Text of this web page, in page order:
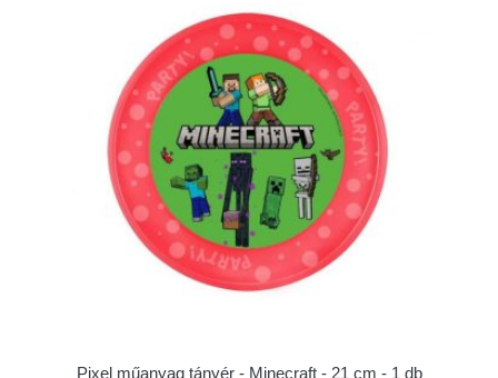
Pixel műanyag tányér - Minecraft - 21 cm - 1 db